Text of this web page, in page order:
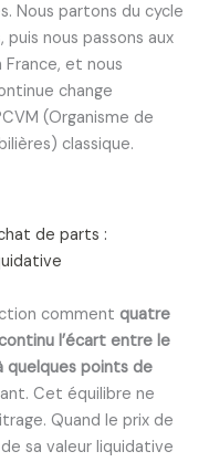
Nous partons du cycle
nous passons aux
et nous
change
(Organisme de
classique.
de parts :
commentquatre
l’écart entre le
quelques points de
Cet équilibre ne
Quand le prix de
sa valeur liquidative